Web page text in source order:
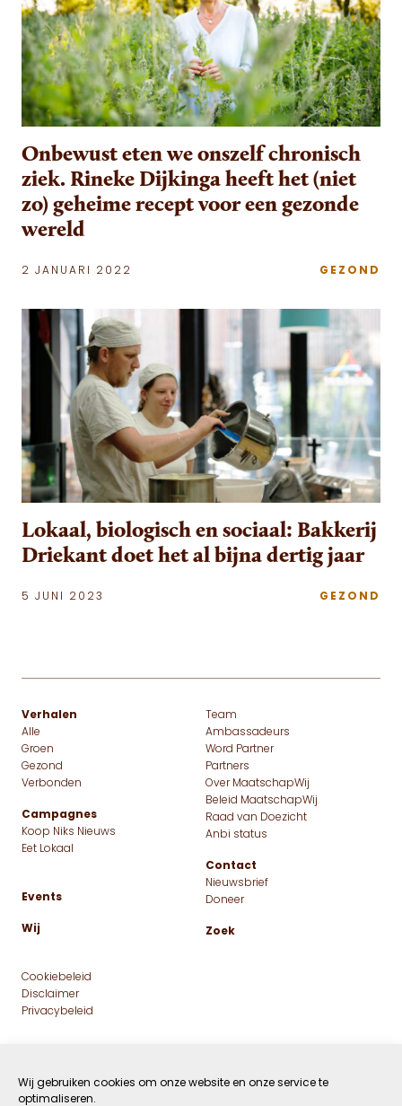
Wij gebruiken cookies om onze website en onze service te
optimaliseren.
Onbewust eten we onszelf chronisch
ziek. Rineke Dijkinga heeft het (niet
zo) geheime recept voor een gezonde
wereld
2 JANUARI 2022 GEZOND
Lokaal, biologisch en sociaal: Bakkerij
Driekant doet het al bijna dertig jaar
5 JUNI 2023 GEZOND
Verhalen
Alle
Groen
Gezond
Verbonden
Campagnes
Koop Niks Nieuws
Eet Lokaal
Events
Wij
Team
Ambassadeurs
Word Partner
Partners
Over MaatschapWij
Beleid MaatschapWij
Raad van Doezicht
Anbi status
Contact
Nieuwsbrief
Doneer
Zoek
Cookiebeleid
Disclaimer
Privacybeleid